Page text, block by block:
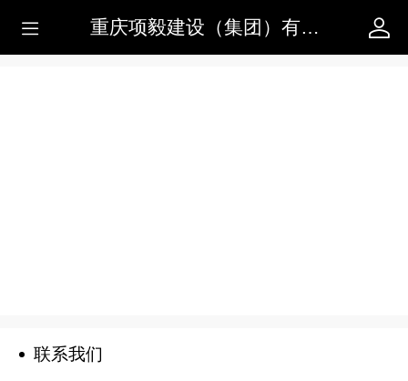
重庆项毅建设（集团）有限公司
联系我们